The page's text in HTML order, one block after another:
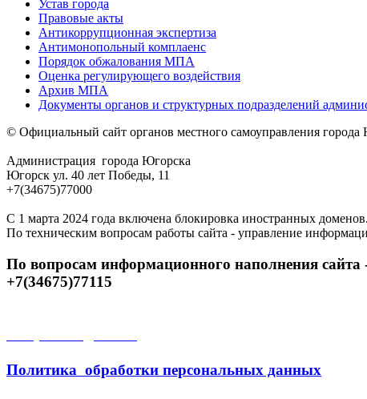
Устав города
Правовые акты
Антикоррупционная экспертиза
Антимонопольный комплаенс
Порядок обжалования МПА
Оценка регулирующего воздействия
Архив МПА
Документы органов и структурных подразделений
© Официальный сайт органов местного самоуправления города
Администрация города Югорска
Югорск ул. 40 лет Победы, 11
+7(34675)77000
С 1 марта 2024 года включена блокировка иностранных
По техническим вопросам работы сайта - управление
По вопросам информационного наполнения
+7(34675)77115
Политика обработки персональных данных